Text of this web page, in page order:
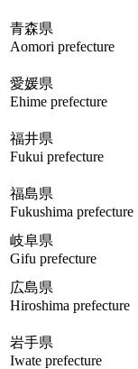
青森県
Aomori prefecture
愛媛県
Ehime prefecture
福井県
Fukui prefecture
福島県
Fukushima prefecture
岐阜県
Gifu prefecture
広島県
Hiroshima prefecture
岩手県
Iwate prefecture